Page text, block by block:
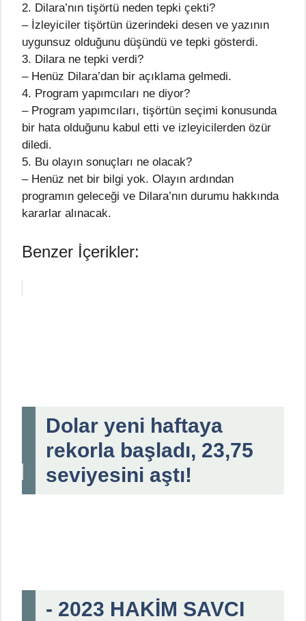
2. Dilara’nın tişörtü neden tepki çekti?
– İzleyiciler tişörtün üzerindeki desen ve yazının
uygunsuz olduğunu düşündü ve tepki gösterdi.
3. Dilara ne tepki verdi?
– Henüz Dilara’dan bir açıklama gelmedi.
4. Program yapımcıları ne diyor?
– Program yapımcıları, tişörtün seçimi konusunda
bir hata olduğunu kabul etti ve izleyicilerden özür
diledi.
5. Bu olayın sonuçları ne olacak?
– Henüz net bir bilgi yok. Olayın ardından
programın geleceği ve Dilara’nın durumu hakkında
kararlar alınacak.
Benzer İçerikler:
Dolar yeni haftaya
rekorla başladı, 23,75
seviyesini aştı!
- 2023 HAKİM SAVCI